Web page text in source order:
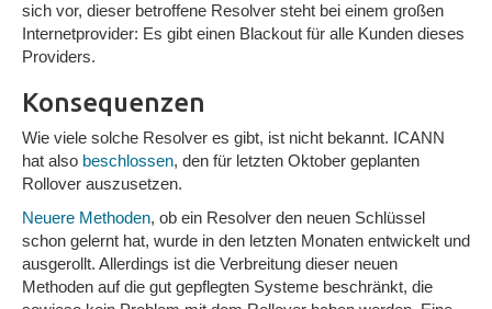
sich vor, dieser betroffene Resolver steht bei einem großen
Internetprovider: Es gibt einen Blackout für alle Kunden dieses
Providers.
Konsequenzen
Wie viele solche Resolver es gibt, ist nicht bekannt. ICANN
hat also beschlossen, den für letzten Oktober geplanten
Rollover auszusetzen.
Neuere Methoden, ob ein Resolver den neuen Schlüssel
schon gelernt hat, wurde in den letzten Monaten entwickelt und
ausgerollt. Allerdings ist die Verbreitung dieser neuen
Methoden auf die gut gepflegten Systeme beschränkt, die